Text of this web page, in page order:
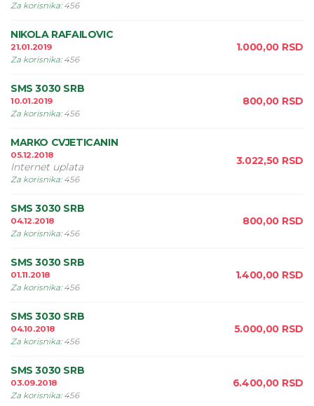
Za korisnika: 456
NIKOLA RAFAILOVIC
21.01.2019
Za korisnika: 456
1.000,00 RSD
SMS 3030 SRB
10.01.2019
Za korisnika: 456
800,00 RSD
MARKO CVJETICANIN
05.12.2018
Internet uplata
Za korisnika: 456
3.022,50 RSD
SMS 3030 SRB
04.12.2018
Za korisnika: 456
800,00 RSD
SMS 3030 SRB
01.11.2018
Za korisnika: 456
1.400,00 RSD
SMS 3030 SRB
04.10.2018
Za korisnika: 456
5.000,00 RSD
SMS 3030 SRB
03.09.2018
Za korisnika: 456
6.400,00 RSD